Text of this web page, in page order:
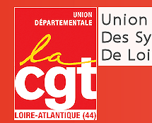
Panneau de gestion des cookies